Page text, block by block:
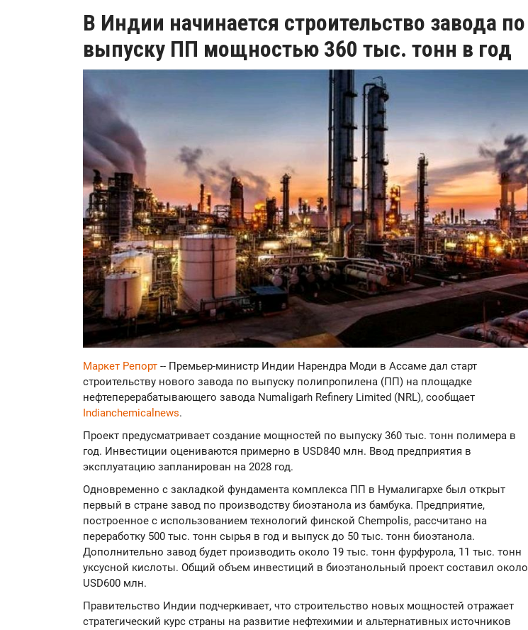
В Индии начинается строительство завода по
выпуску ПП мощностью 360 тыс. тонн в год
Маркет Репорт -- Премьер-министр Индии Нарендра Моди в Ассаме дал старт
строительству нового завода по выпуску полипропилена (ПП) на площадке
нефтеперерабатывающего завода Numaligarh Refinery Limited (NRL), сообщает
Indianchemicalnews.
Проект предусматривает создание мощностей по выпуску 360 тыс. тонн полимера в
год. Инвестиции оцениваются примерно в USD840 млн. Ввод предприятия в
эксплуатацию запланирован на 2028 год.
Одновременно с закладкой фундамента комплекса ПП в Нумалигархе был открыт
первый в стране завод по производству биоэтанола из бамбука. Предприятие,
построенное с использованием технологий финской Chempolis, рассчитано на
переработку 500 тыс. тонн сырья в год и выпуск до 50 тыс. тонн биоэтанола.
Дополнительно завод будет производить около 19 тыс. тонн фурфурола, 11 тыс. тонн
уксусной кислоты. Общий объем инвестиций в биоэтанольный проект составил около
USD600 млн.
Правительство Индии подчеркивает, что строительство новых мощностей отражает
стратегический курс страны на развитие нефтехимии и альтернативных источников